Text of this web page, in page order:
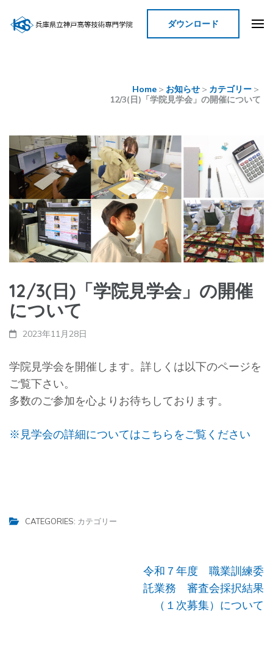
神戸高等技術専門学院
ダウンロード
Home > お知らせ > カテゴリー >
12/3(日)「学院見学会」の開催について
12/3(日)「学院見学会」の開催
について
2023年11月28日
学院見学会を開催します。詳しくは以下のページを
ご覧下さい。
多数のご参加を心よりお待ちしております。
※見学会の詳細についてはこちらをご覧ください
CATEGORIES: カテゴリー
令和７年度 職業訓練委
託業務 審査会採択結果
（１次募集）について